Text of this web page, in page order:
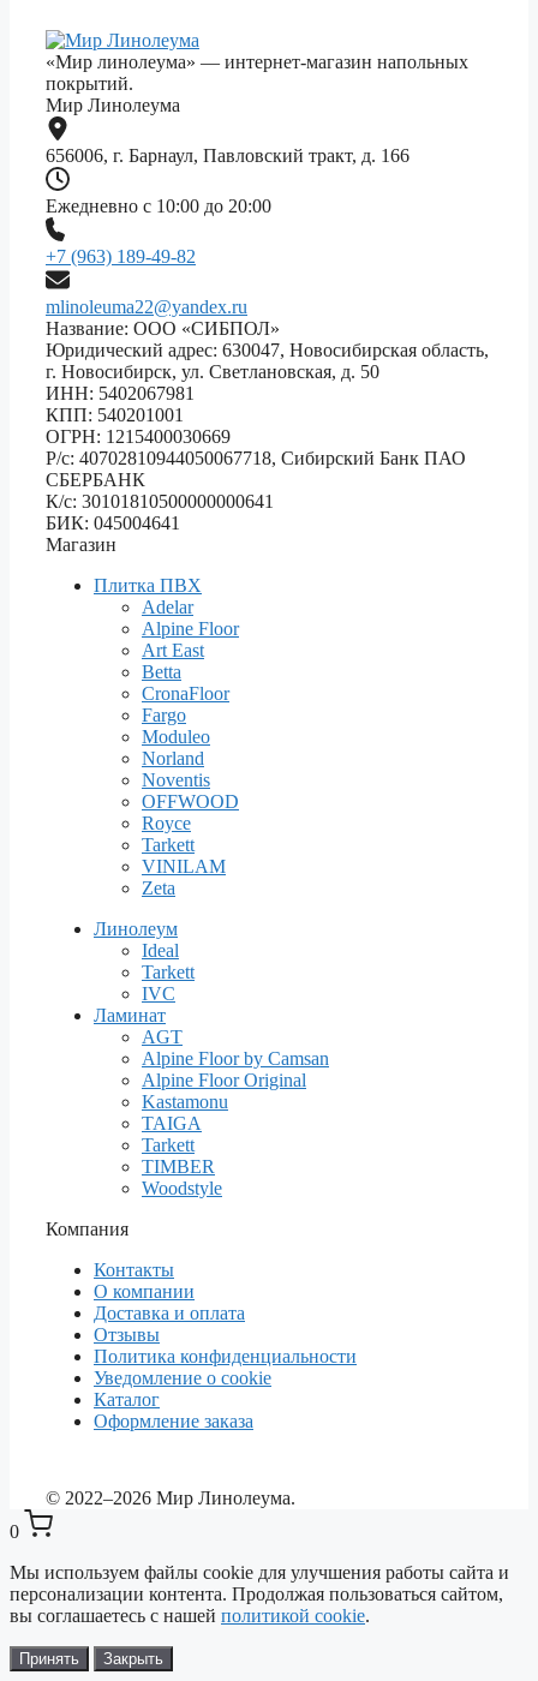
«Мир линолеума» — интернет-магазин напольных
покрытий.
Мир Линолеума
656006, г. Барнаул, Павловский тракт, д. 166
Ежедневно с 10:00 до 20:00
+7 (963) 189-49-82
mlinoleuma22@yandex.ru
Название: ООО «СИБПОЛ»
Юридический адрес: 630047, Новосибирская область,
г. Новосибирск, ул. Светлановская, д. 50
ИНН: 5402067981
КПП: 540201001
ОГРН: 1215400030669
Р/с: 40702810944050067718, Сибирский Банк ПАО
СБЕРБАНК
К/с: 30101810500000000641
БИК: 045004641
Магазин
Плитка ПВХ
Adelar
Alpine Floor
Art East
Betta
CronaFloor
Fargo
Moduleo
Norland
Noventis
OFFWOOD
Royce
Tarkett
VINILAM
Zeta
Линолеум
Ideal
Tarkett
IVC
Ламинат
AGT
Alpine Floor by Camsan
Alpine Floor Original
Kastamonu
TAIGA
Tarkett
TIMBER
Woodstyle
Компания
Контакты
О компании
Доставка и оплата
Отзывы
Политика конфиденциальности
Уведомление о cookie
Каталог
Оформление заказа
© 2022–2026 Мир Линолеума.
0
Выберите ваш город
Сейчас: Барнаул
✕
Мы используем файлы cookie для улучшения работы сайта и
персонализации контента. Продолжая пользоваться сайтом,
вы соглашаетесь с нашей политикой cookie.
Принять Закрыть